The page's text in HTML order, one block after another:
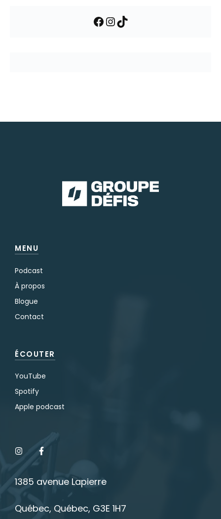
Facebook
Instagram
TikTok
MENU
Podcast
À propos
Blogue
Contact
ÉCOUTER
YouTube
Spotify
Apple podcast
1385 avenue Lapierre
Québec, Québec, G3E 1H7